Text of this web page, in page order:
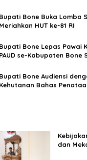
Bupati Bone Buka Lomba
Meriahkan HUT ke-81 RI
Bupati Bone Lepas Pawai
PAUD se-Kabupaten Bone
Bupati Bone Audiensi
Kehutanan Bahas
dan